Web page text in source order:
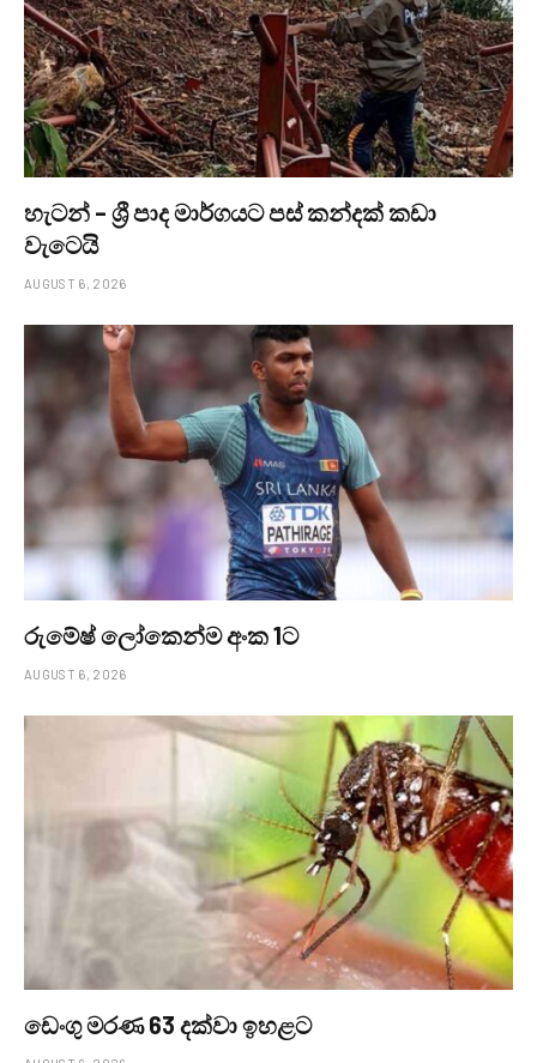
හැටන් – ශ්‍රී පාද මාර්ගයට පස් කන්දක් කඩා
වැටෙයි
AUGUST 6, 2026
රුමේෂ් ලෝකෙන්ම අංක 1ට
AUGUST 6, 2026
ඩෙංගු මරණ 63 දක්වා ඉහළට